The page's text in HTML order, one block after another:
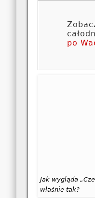
po
Jak wygląda
właśnie tak?